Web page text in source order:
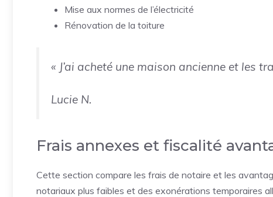
Mise aux normes de l’électricité
Rénovation de la toiture
« J’ai acheté une maison ancienne et les
Lucie N.
Frais annexes et fiscalité
Cette section compare les frais de notaire et les
notariaux plus faibles et des exonérations temporaires